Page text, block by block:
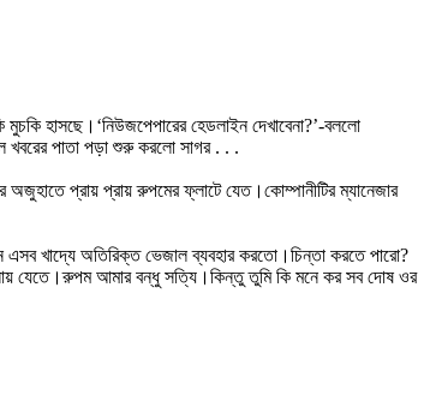
হাসছে।‘নিউজপেপারের হেডলাইন দেখাবেনা?’-বললো
পাতা পড়া শুরু করলো সাগর . . .
প্রায় প্রায় রুপমের ফ্লাটে যেত।কোম্পানীটির ম্যানেজার
এসব খাদ্যে অতিরিক্ত ভেজাল ব্যবহার করতো।চিন্তা করতে পারো?
যেতে।রুপম আমার বন্ধু সত্যি।কিন্তু তুমি কি মনে কর সব দোষ ওর